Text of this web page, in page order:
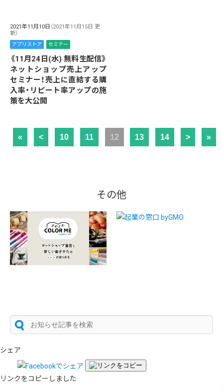
2021年11月10日 （2021年11月15日 更
新）
アプリストア セミナー
《11月24日(水) 無料生配信》
ネットショップ売上アップ
セミナー！売上に直結する購
入率・リピート率アップの施
策を大公開
« < 10 11 12 13 14 > »
その他
シェア
リンクをコピーしました